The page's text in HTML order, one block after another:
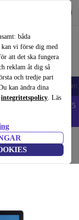
båda
kan vi förse dig med
att det ska fungera
reklam åt dig så
och tredje part
kan ändra dina
integritetspolicy. Läs
Surfplattor
- Code: LAPTOP5